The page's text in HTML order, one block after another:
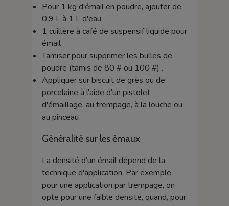
Pour 1 kg d'émail en poudre, ajouter de
0,9 L à 1 L d'eau
1 cuillère à café de suspensif liquide pour
émail
Tamiser pour supprimer les bulles de
poudre (tamis de 80 # ou 100 #) .
Appliquer sur biscuit de grès ou de
porcelaine à l'aide d'un pistolet
d'émaillage, au trempage, à la louche ou
au pinceau
Généralité sur les émaux
La densité d’un émail dépend de la
technique d'application. Par exemple,
pour une application par trempage, on
opte pour une faible densité, quand, pour